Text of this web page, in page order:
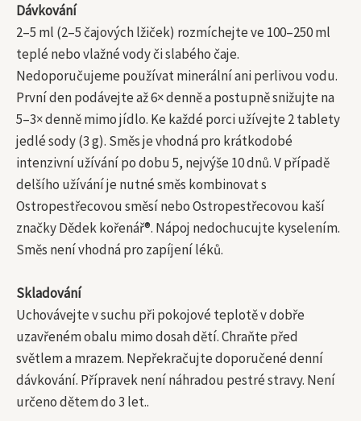
Dávkování
2–5 ml (2–5 čajových lžiček) rozmíchejte ve 100–250 ml
teplé nebo vlažné vody či slabého čaje.
Nedoporučujeme používat minerální ani perlivou vodu.
První den podávejte až 6× denně a postupně snižujte na
5–3× denně mimo jídlo. Ke každé porci užívejte 2 tablety
jedlé sody (3 g). Směs je vhodná pro krátkodobé
intenzivní užívání po dobu 5, nejvýše 10 dnů. V případě
delšího užívání je nutné směs kombinovat s
Ostropestřecovou směsí nebo Ostropestřecovou kaší
značky Dědek kořenář®. Nápoj nedochucujte kyselením.
Směs není vhodná pro zapíjení léků.
Skladování
Uchovávejte v suchu při pokojové teplotě v dobře
uzavřeném obalu mimo dosah dětí. Chraňte před
světlem a mrazem. Nepřekračujte doporučené denní
dávkování. Přípravek není náhradou pestré stravy. Není
určeno dětem do 3 let..